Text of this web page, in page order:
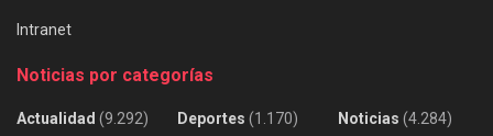
Intranet
Noticias por categorías
Actualidad (9.292)
Deportes (1.170)
Noticias (4.284)